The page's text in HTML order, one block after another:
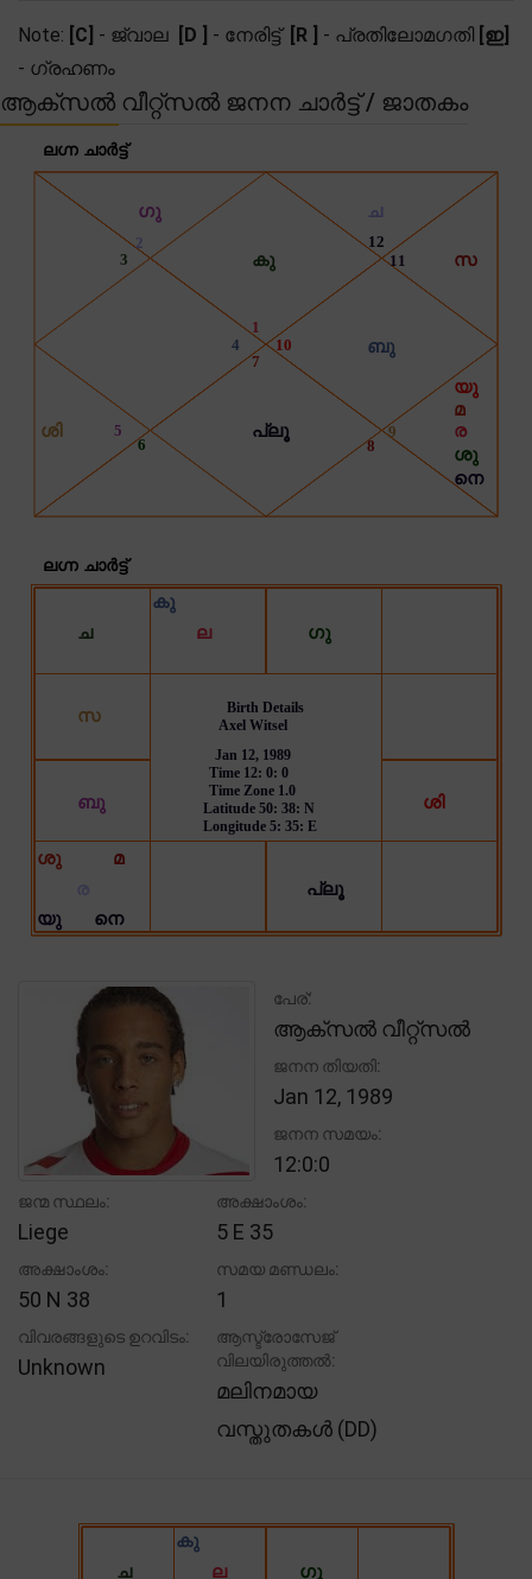
Note: [C] - ജ്വാല [D ] - നേരിട്ട് [R ] - പ്രതിലോമഗതി [ഇ]
- ഗ്രഹണം
ആക്സൽ വീറ്റ്സൽ ജനന ചാർട്ട് / ജാതകം
പേര്:
ആക്സൽ വീറ്റ്സൽ
ജനന തിയതി:
Jan 12, 1989
ജനന സമയം:
12:0:0
ജന്മ സ്ഥലം:
Liege
അക്ഷാംശം:
5 E 35
അക്ഷാംശം:
50 N 38
സമയ മണ്ഡലം:
1
വിവരങ്ങളുടെ ഉറവിടം:
Unknown
ആസ്ട്രോസേജ്
വിലയിരുത്തൽ:
മലിനമായ
വസ്തുതകൾ (DD)